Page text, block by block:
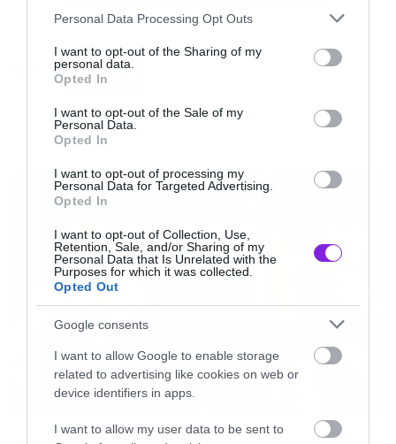
Please note that this website/app uses one or more Google
not limited to your visit or usage behaviour. You may click to
grant or deny consent to Google and its third-party tags to
use your data for below specified purposes in below Google
consent section.
Personal Data Processing Opt Outs
I want to opt-out of the Sharing of my
personal data.
Opted In
I want to opt-out of the Sale of my
Personal Data.
Opted In
I want to opt-out of processing my
Personal Data for Targeted Advertising.
Opted In
I want to opt-out of Collection, Use,
Retention, Sale, and/or Sharing of my
Personal Data that Is Unrelated with the
Purposes for which it was collected.
Opted Out
Google consents
I want to allow Google to enable storage
related to advertising like cookies on web or
device identifiers in apps.
I want to allow my user data to be sent to
Και μας ήρθε αμέσως στο μυαλό η θρυλική
ατάκα του Λεβέντη που χρησιμοποιήσαμε στον
Όχι, σε καμία περίπτωση δεν λέμε ότι κάποιοι
από τους αναγνώστες μας είναι ζώα, αφού σας
αγαπάμε όλους και σας έχουμε σαν παιδιά μας
που τα έχουμε δώσει για υιοθεσία και κάποια
στιγμή θα έρθουμε να σας πάρουμε ξανά όλους.
Expect us.
MR ROBOT